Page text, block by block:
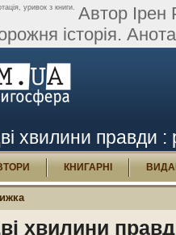
уривок з книги. Автор Ірен
історія.
хвилини правди
КНИГАРНІ
хвилини